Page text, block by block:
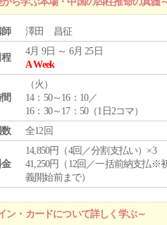
澤田 昌征
程
4月 9日 ～ 6月 25日
A Week
（火 ）
14：50～16：10／
16：30～17：50（1日2コマ）
数
全12回
14,850円（4回／分割支払い）×3
41,250円（12回／一括前納支払※
義開始前まで）
・カードについて詳しく学ぶ～